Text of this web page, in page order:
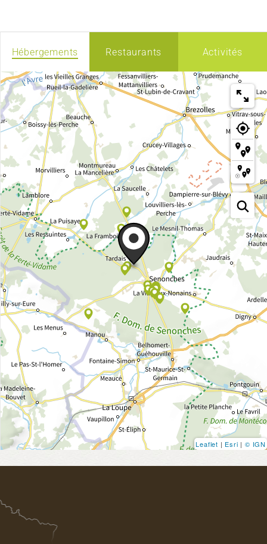
Hébergements Restaurants Activités
Leaflet | Esri | © IGN